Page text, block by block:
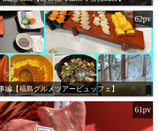
【福島グルメツアービュッフェ】
62pv
61pv